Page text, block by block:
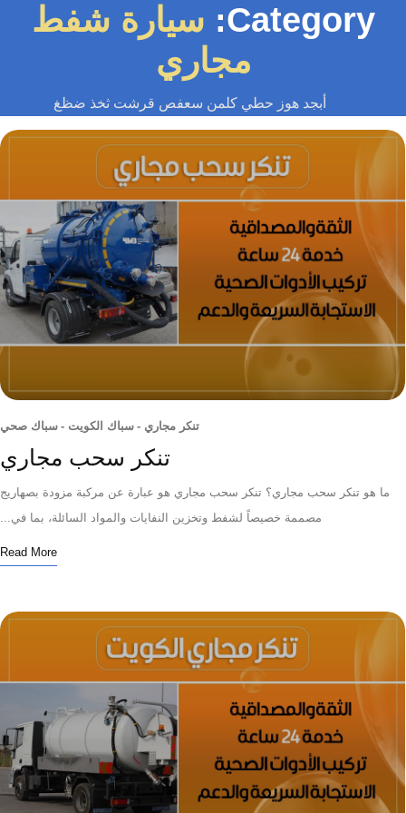
Category: سيارة شفط
مجاري
أبجد هوز حطي كلمن سعفص قرشت ثخذ ضظغ
تنكر مجاري- سباك الكويت- سباك صحي
تنكر سحب مجاري
هو تنكر سحب مجاري؟ تنكر سحب مجاري هو عبارة عن مركبة مزودة بصهاريج
مصممة خصيصاً لشفط وتخزين النفايات والمواد السائلة، بما في...
Read More